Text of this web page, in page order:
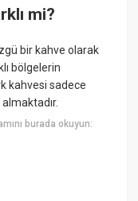
mi?
bir kahve olarak
bölgelerin
kahvesi sadece
burada okuyun: